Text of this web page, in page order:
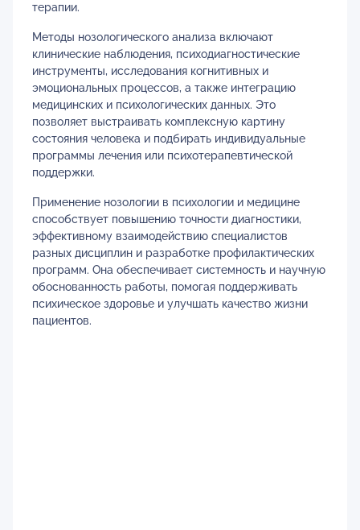
терапии.
Методы нозологического анализа включают
клинические наблюдения, психодиагностические
инструменты, исследования когнитивных и
эмоциональных процессов, а также интеграцию
медицинских и психологических данных. Это
позволяет выстраивать комплексную картину
состояния человека и подбирать индивидуальные
программы лечения или психотерапевтической
поддержки.
Применение нозологии в психологии и медицине
способствует повышению точности диагностики,
эффективному взаимодействию специалистов
разных дисциплин и разработке профилактических
программ. Она обеспечивает системность и научную
обоснованность работы, помогая поддерживать
психическое здоровье и улучшать качество жизни
пациентов.